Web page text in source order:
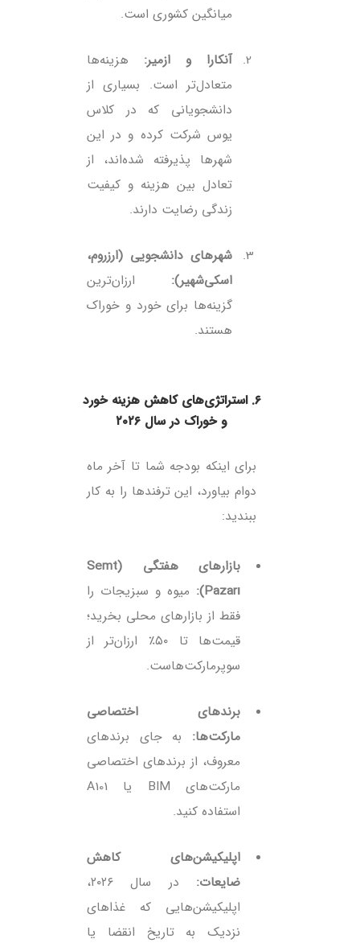
میانگین کشوری است.
آنکارا و ازمیر: هزینه‌ها
متعادل‌تر است. بسیاری از
دانشجویانی که درکلاس
یوسشرکت کرده و در این
شهرها پذیرفته شده‌اند، از
تعادل بین هزینه و کیفیت
زندگی رضایت دارند.
شهرهای دانشجویی (ارزروم،
اسکی‌شهیر): ارزان‌ترین
گزینه‌ها برای خورد و خوراک
هستند.
۶. استراتژی‌های کاهش هزینه خورد
و خوراک در سال ۲۰۲۶
برای اینکه بودجه شما تا آخر ماه
دوام بیاورد، این ترفندها را به کار
ببندید:
بازارهای هفتگی (Semt
Pazarı):
میوه و سبزیجات را
فقط از بازارهای محلی بخرید؛
قیمت‌ها تا ۵۰٪ ارزان‌تر از
سوپرمارکت‌هاست.
برندهای اختصاصی
مارکت‌ها: به جای برندهای
معروف، از برندهای اختصاصی
مارکت‌های BIM یا A101
استفاده کنید.
اپلیکیشن‌های کاهش
ضایعات:
در سال ۲۰۲۶،
اپلیکیشن‌هایی که غذاهای
نزدیک به تاریخ انقضا یا